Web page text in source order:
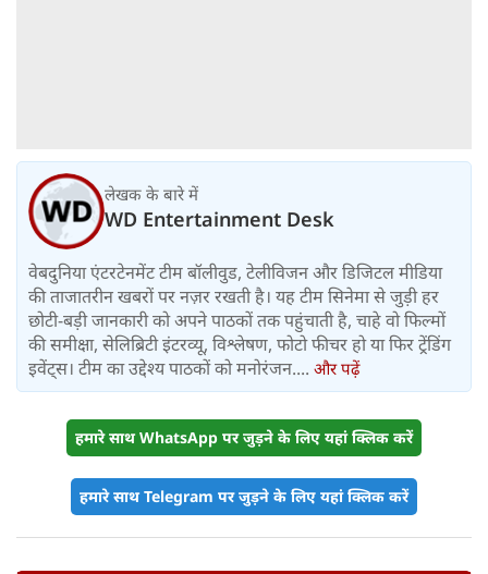
लेखक के बारे में
WD Entertainment Desk
वेबदुनिया एंटरटेनमेंट टीम बॉलीवुड, टेलीविजन और डिजिटल मीडिया
की ताजातरीन खबरों पर नज़र रखती है। यह टीम सिनेमा से जुड़ी हर
छोटी-बड़ी जानकारी को अपने पाठकों तक पहुंचाती है, चाहे वो फिल्मों
की समीक्षा, सेलिब्रिटी इंटरव्यू, विश्लेषण, फोटो फीचर हो या फिर ट्रेंडिंग
इवेंट्स। टीम का उद्देश्य पाठकों को मनोरंजन.... और पढ़ें
हमारे साथ WhatsApp पर जुड़ने के लिए यहां क्लिक करें
हमारे साथ Telegram पर जुड़ने के लिए यहां क्लिक करें